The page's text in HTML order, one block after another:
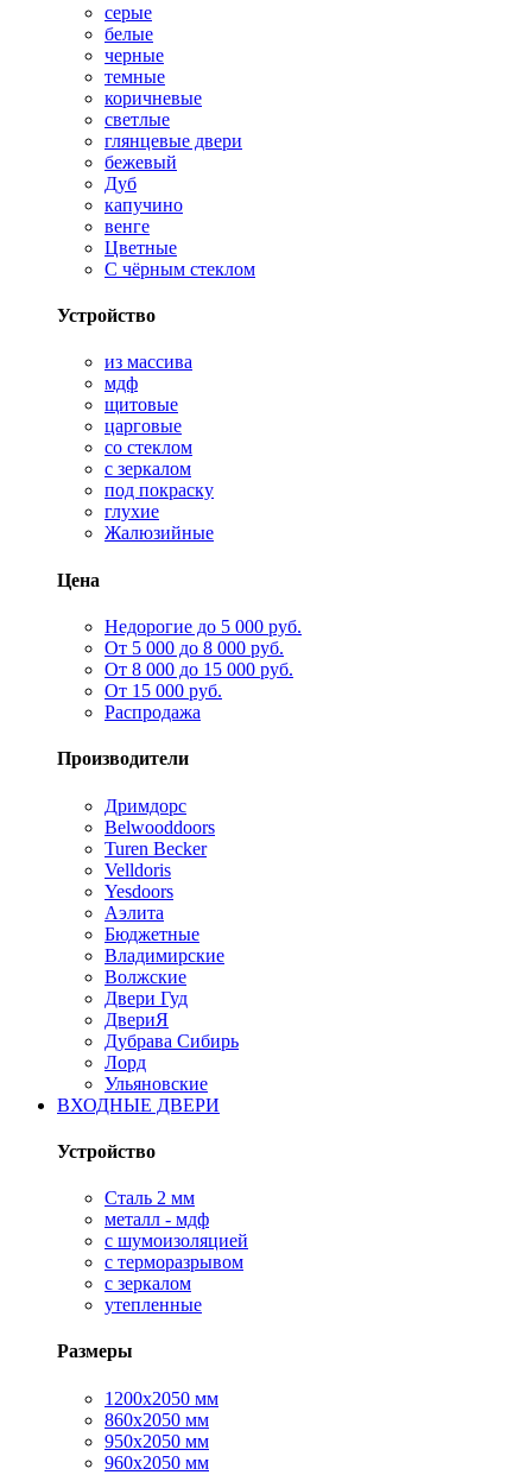
серые
белые
черные
темные
коричневые
светлые
глянцевые двери
бежевый
Дуб
капучино
венге
Цветные
С чёрным стеклом
Устройство
из массива
мдф
щитовые
царговые
со стеклом
с зеркалом
под покраску
глухие
Жалюзийные
Цена
Недорогие до 5 000 руб.
От 5 000 до 8 000 руб.
От 8 000 до 15 000 руб.
От 15 000 руб.
Распродажа
Производители
Дримдорс
Belwooddoors
Turen Becker
Velldoris
Yesdoors
Аэлита
Бюджетные
Владимирские
Волжские
Двери Гуд
ДвериЯ
Дубрава Сибирь
Лорд
Ульяновские
ВХОДНЫЕ ДВЕРИ
Устройство
Сталь 2 мм
металл - мдф
с шумоизоляцией
с терморазрывом
с зеркалом
утепленные
Размеры
1200х2050 мм
860х2050 мм
950х2050 мм
960х2050 мм